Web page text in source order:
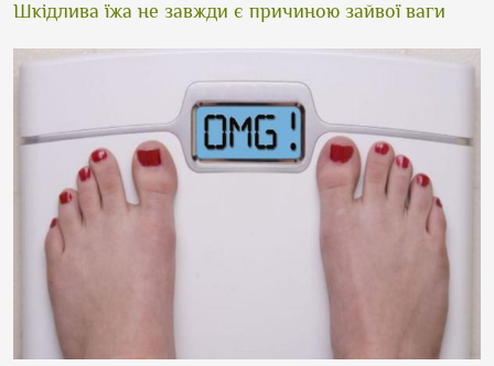
Шкідлива їжа не завжди є причиною зайвої ваги